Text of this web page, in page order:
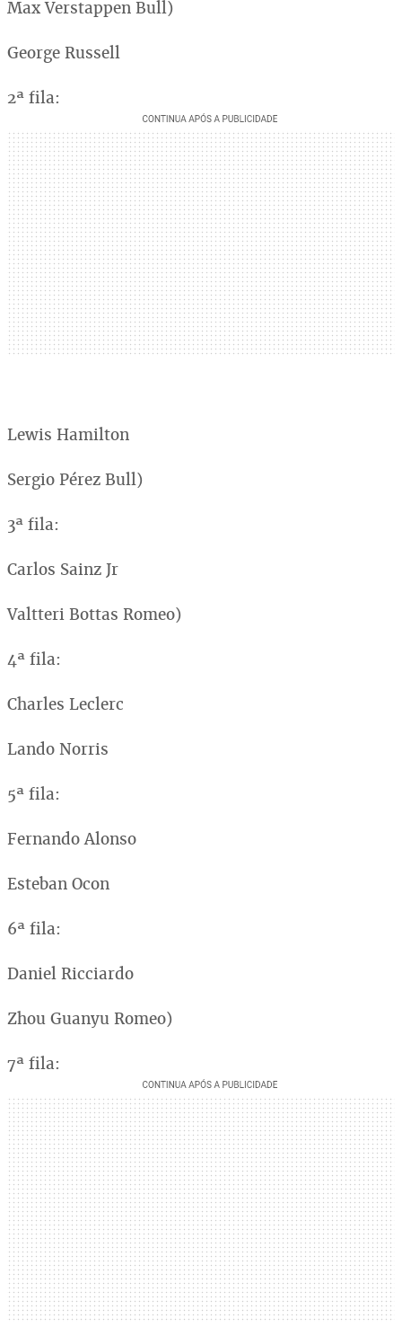
Max Verstappen Bull)
George Russell
2ª fila:
Lewis Hamilton
Sergio Pérez Bull)
3ª fila:
Carlos Sainz Jr
Valtteri Bottas Romeo)
4ª fila:
Charles Leclerc
Lando Norris
5ª fila:
Fernando Alonso
Esteban Ocon
6ª fila:
Daniel Ricciardo
Zhou Guanyu Romeo)
7ª fila: